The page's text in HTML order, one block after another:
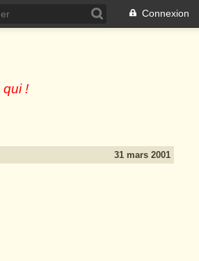
Connexion
qui !
31 mars 2001